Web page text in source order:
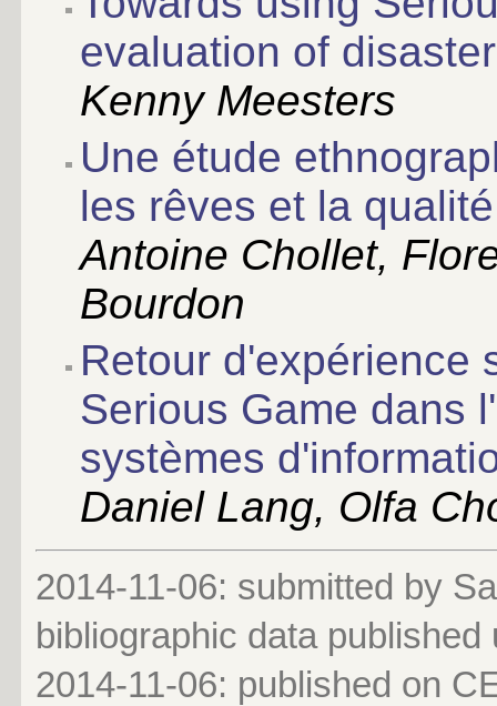
evaluation of
Kenny Meesters
Une étude
les rêves et la
Antoine Chollet,
Bourdon
Retour d'expérience
Serious Game dans
systèmes
Daniel Lang, Olfa
2014-11-06: submitted by
bibliographic data
2014-11-06: published on